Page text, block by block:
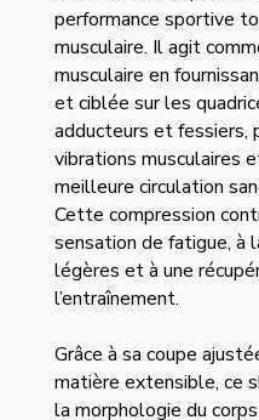
performance sportive
musculaire. Il agit
musculaire en
et ciblée sur les
adducteurs et
vibrations musculaires
meilleure circulation
Cette compression
sensation de fatigue, à
légères et à une
l’entraînement.
Grâce à sa coupe
matière extensible, ce
la morphologie du